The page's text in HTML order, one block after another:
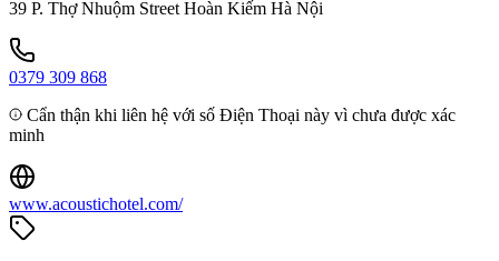
39 P. Thợ Nhuộm Street Hoàn Kiếm Hà Nội
0379 309 868
Cẩn thận khi liên hệ với số Điện Thoại này vì chưa được xác
minh
www.acoustichotel.com/